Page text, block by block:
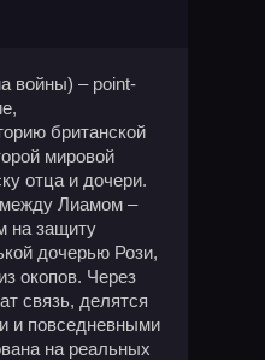
войны) – point-
британской
мировой
отца и дочери.
Лиамом –
на защиту
дочерью Рози,
окопов. Через
связь, делятся
и повседневными
на реальных